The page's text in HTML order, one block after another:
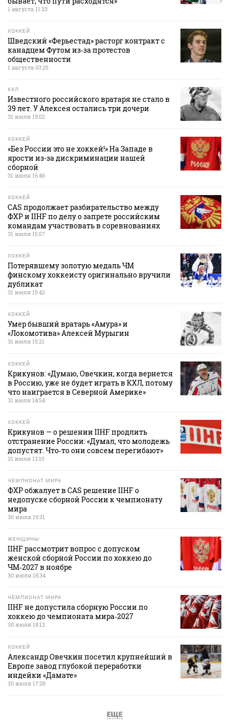
1 августа 11:33
ХОККЕЙ
Шведский «Ферьестад» расторг контракт с
канадцем Футом из‑за протестов
общественности
1 августа 03:25
КХЛ
Известного российского вратаря не стало в
39 лет. У Алексея остались три дочери
31 июля 19:02
ХОККЕЙ
«Без России это не хоккей!» На Западе в
ярости из-за дискриминации нашей
сборной
31 июля 16:46
ХОККЕЙ
CAS продолжает разбирательство между
ФХР и IIHF по делу о запрете российским
командам участвовать в соревнованиях
31 июля 15:57
ХОККЕЙ
Потерявшему золотую медаль ЧМ
финскому хоккеисту оригинально вручили
дубликат
31 июля 15:42
ХОККЕЙ
Умер бывший вратарь «Амура» и
«Локомотива» Алексей Мурыгин
31 июля 15:21
ХОККЕЙ
Крикунов: «Думаю, Овечкин, когда вернется
в Россию, уже не будет играть в КХЛ, потому
что наиграется в Северной Америке»
31 июля 14:54
ХОККЕЙ
Крикунов — о решении IIHF продлить
отстранение России: «Думал, что молодежь
допустят. Что‑то они совсем перегибают»
31 июля 13:10
ЧЕМПИОНАТ МИРА
ФХР обжалует в CAS решение IIHF о
недопуске сборной России к чемпионату
мира
30 июля 19:31
ЖЕНЩИНЫ
IIHF рассмотрит вопрос с допуском
женской сборной России по хоккею до
ЧМ‑2027 в ноябре
30 июля 18:34
ЧЕМПИОНАТ МИРА
IIHF не допустила сборную России по
хоккею до чемпионата мира‑2027
30 июля 18:12
ХОККЕЙ
Александр Овечкин посетил крупнейший в
Европе завод глубокой переработки
индейки «Дамате»
30 июля 17:28
ЕЩЕ